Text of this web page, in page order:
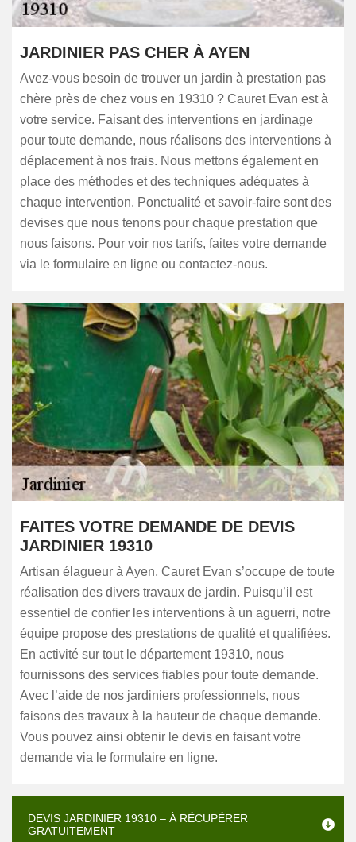
JARDINIER PAS CHER À AYEN
Avez-vous besoin de trouver un jardin à prestation pas
chère près de chez vous en 19310 ? Cauret Evan est à
votre service. Faisant des interventions en jardinage
pour toute demande, nous réalisons des interventions à
déplacement à nos frais. Nous mettons également en
place des méthodes et des techniques adéquates à
chaque intervention. Ponctualité et savoir-faire sont des
devises que nous tenons pour chaque prestation que
nous faisons. Pour voir nos tarifs, faites votre demande
via le formulaire en ligne ou contactez-nous.
FAITES VOTRE DEMANDE DE DEVIS
JARDINIER 19310
Artisan élagueur à Ayen, Cauret Evan s’occupe de toute
réalisation des divers travaux de jardin. Puisqu’il est
essentiel de confier les interventions à un aguerri, notre
équipe propose des prestations de qualité et qualifiées.
En activité sur tout le département 19310, nous
fournissons des services fiables pour toute demande.
Avec l’aide de nos jardiniers professionnels, nous
faisons des travaux à la hauteur de chaque demande.
Vous pouvez ainsi obtenir le devis en faisant votre
demande via le formulaire en ligne.
DEVIS JARDINIER 19310 – À RÉCUPÉRER
GRATUITEMENT